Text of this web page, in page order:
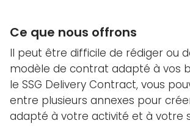
Ce que nous offrons
Il peut être difficile de rédiger ou
modèle de contrat adapté à vos
le SSG Delivery Contract, vous
entre plusieurs annexes pour
adapté à votre activité et à votre